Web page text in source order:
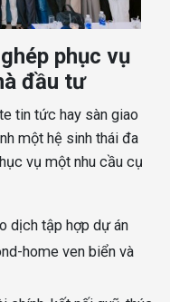
phục vụ
đầu tư
tin tức hay sàn giao
một hệ sinh thái đa
vụ một nhu cầu cụ
dịch tập hợp dự án
home ven biển và